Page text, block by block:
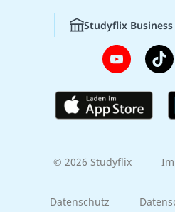
Studyflix Business
© 2026 Studyflix
Datenschutz